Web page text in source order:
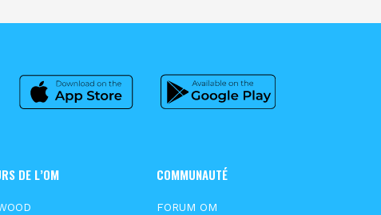
DE L’OM COMMUNAUTÉ
FORUM OM